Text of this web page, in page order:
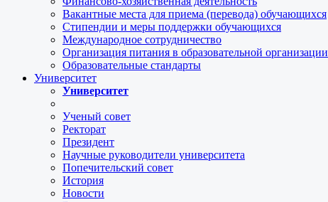
Вакантные места для приема (перевода) обучающихся
Стипендии и меры поддержки обучающихся
Международное сотрудничество
Организация питания в образовательной организации
Образовательные стандарты
Университет
Университет
Ученый совет
Ректорат
Президент
Научные руководители университета
Попечительский совет
История
Новости